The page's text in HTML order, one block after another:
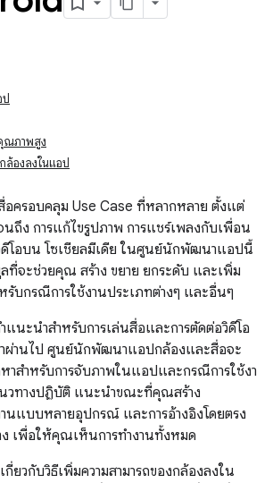
ณภาพสูง
ล้องลงในแอป
ครอบคลุม Use Case ที่หลากหลาย ตั้งแต่
ถึง การแก้ไขรูปภาพ การแชร์เพลงกับเพื่อน
ดีโอบน โซเชียลมีเดีย ในศูนย์นักพัฒนาแอปนี้
จะช่วยคุณ สร้าง ขยาย ยกระดับ และเพิ่ม
บกรณีการใช้งานประเภทต่างๆ และอื่นๆ
ะนำสำหรับการเล่นสื่อและการตัดต่อวิดีโอ
ผ่านไป ศูนย์นักพัฒนาแอปกล้องและสื่อจะ
าสำหรับการจับภาพในแอปและกรณีการใช้งา
วทางปฏิบัติ แนะนำขณะที่คุณสร้าง
นแบบหลายอุปกรณ์ และการอ้างอิงโดยตรง
เพื่อให้คุณเห็นการทำงานทั้งหมด
ยวกับวิธีเพิ่มความสามารถของกล้องลงใน